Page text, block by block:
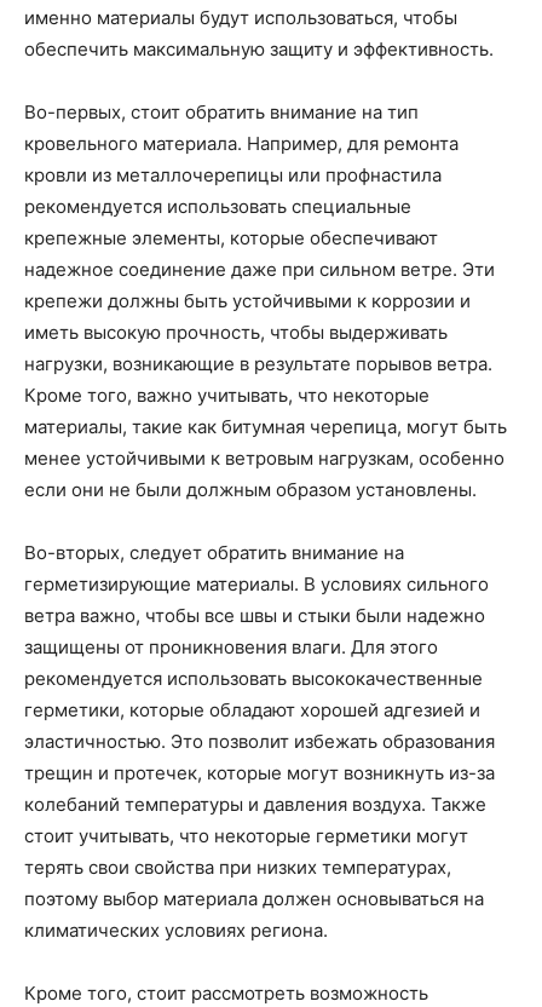
именно материалы будут использоваться, чтобы
обеспечить максимальную защиту и эффективность.
Во-первых, стоит обратить внимание на тип
кровельного материала. Например, для ремонта
кровли из металлочерепицы или профнастила
рекомендуется использовать специальные
крепежные элементы, которые обеспечивают
надежное соединение даже при сильном ветре. Эти
крепежи должны быть устойчивыми к коррозии и
иметь высокую прочность, чтобы выдерживать
нагрузки, возникающие в результате порывов ветра.
Кроме того, важно учитывать, что некоторые
материалы, такие как битумная черепица, могут быть
менее устойчивыми к ветровым нагрузкам, особенно
если они не были должным образом установлены.
Во-вторых, следует обратить внимание на
герметизирующие материалы. В условиях сильного
ветра важно, чтобы все швы и стыки были надежно
защищены от проникновения влаги. Для этого
рекомендуется использовать высококачественные
герметики, которые обладают хорошей адгезией и
эластичностью. Это позволит избежать образования
трещин и протечек, которые могут возникнуть из-за
колебаний температуры и давления воздуха. Также
стоит учитывать, что некоторые герметики могут
терять свои свойства при низких температурах,
поэтому выбор материала должен основываться на
климатических условиях региона.
Кроме того, стоит рассмотреть возможность